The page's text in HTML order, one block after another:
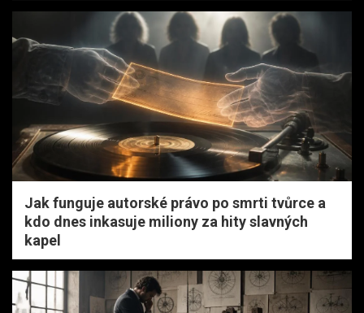
Jak funguje autorské právo po smrti tvůrce a
kdo dnes inkasuje miliony za hity slavných
kapel